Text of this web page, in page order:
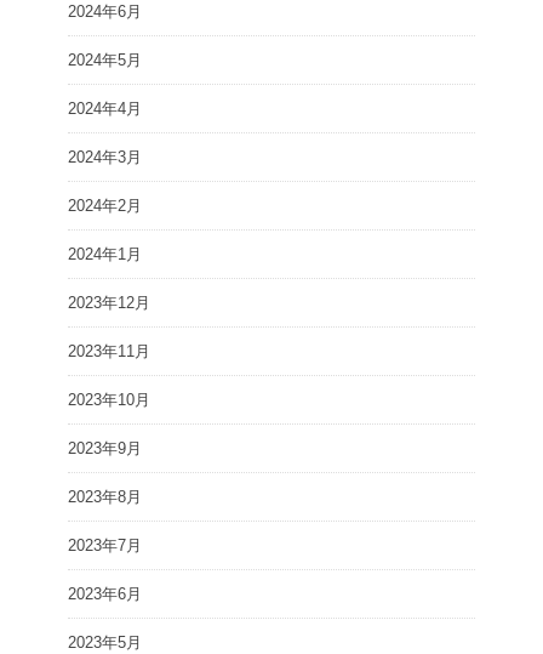
2024年6月
2024年5月
2024年4月
2024年3月
2024年2月
2024年1月
2023年12月
2023年11月
2023年10月
2023年9月
2023年8月
2023年7月
2023年6月
2023年5月